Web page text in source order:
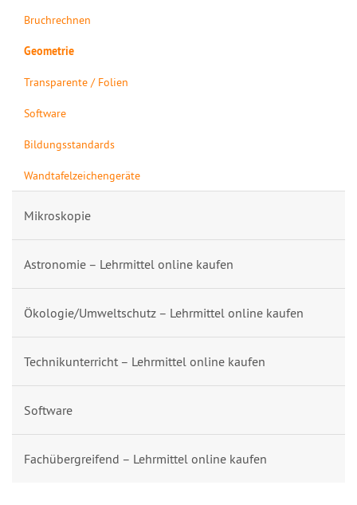
Bruchrechnen
Geometrie
Transparente / Folien
Software
Bildungsstandards
Wandtafelzeichengeräte
Mikroskopie
Astronomie – Lehrmittel online kaufen
Ökologie/Umweltschutz – Lehrmittel online kaufen
Technikunterricht – Lehrmittel online kaufen
Software
Fachübergreifend – Lehrmittel online kaufen